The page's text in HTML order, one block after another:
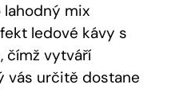
lahodný mix
ledové kávy s
čímž vytváří
vás určitě dostane